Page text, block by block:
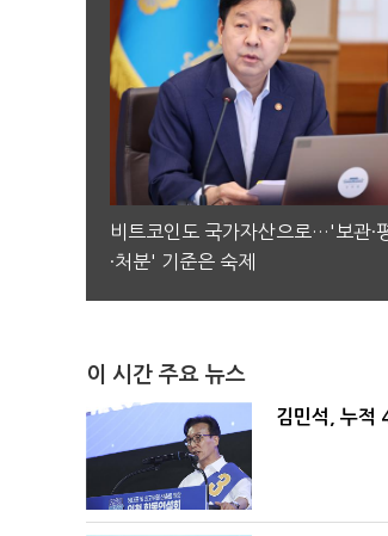
비트코인도 국가자산으로…'보관·
·처분' 기준은 숙제
이 시간 주요 뉴스
김민석, 누